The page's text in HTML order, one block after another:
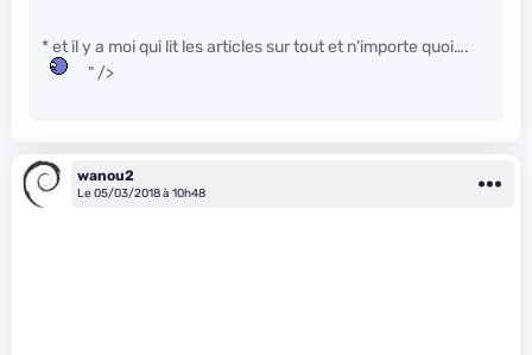
* et il y a moi qui lit les articles sur tout et n’importe quoi….
" />
wanou2
Le 05/03/2018 à 10h48